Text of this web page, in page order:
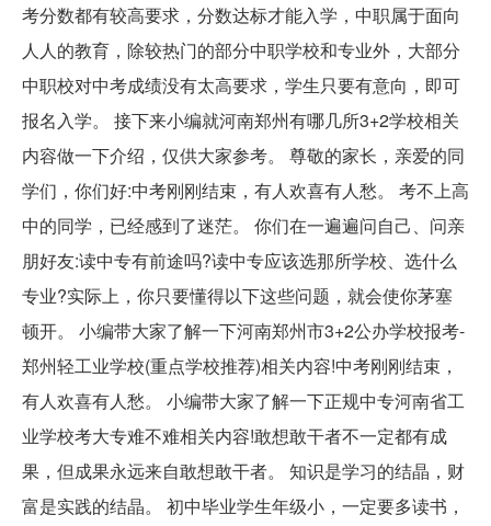
考分数都有较高要求，分数达标才能入学，中职属于面向
人人的教育，除较热门的部分中职学校和专业外，大部分
中职校对中考成绩没有太高要求，学生只要有意向，即可
报名入学。 接下来小编就河南郑州有哪几所3+2学校相关
内容做一下介绍，仅供大家参考。 尊敬的家长，亲爱的同
学们，你们好:中考刚刚结束，有人欢喜有人愁。 考不上高
中的同学，已经感到了迷茫。 你们在一遍遍问自己、问亲
朋好友:读中专有前途吗?读中专应该选那所学校、选什么
专业?实际上，你只要懂得以下这些问题，就会使你茅塞
顿开。 小编带大家了解一下河南郑州市3+2公办学校报考-
郑州轻工业学校(重点学校推荐)相关内容!中考刚刚结束，
有人欢喜有人愁。 小编带大家了解一下正规中专河南省工
业学校考大专难不难相关内容!敢想敢干者不一定都有成
果，但成果永远来自敢想敢干者。 知识是学习的结晶，财
富是实践的结晶。 初中毕业学生年级小，一定要多读书，